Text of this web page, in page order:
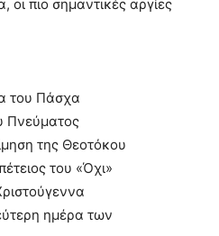
πιο σημαντικές αργίες
του Πάσχα
Πνεύματος
της Θεοτόκου
του «Όχι»
ημέρα των